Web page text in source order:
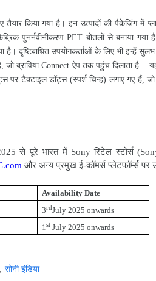
तैयार किया गया है। इन उत्पादों की पैकेजिंग में
पुनर्नवीनीकरण PET बोतलों से बनाया गया
है। दृष्टिबाधित उपयोगकर्ताओं के लिए भी इन्हें सुलभ
, जो ब्रावियाConnect ऐप तक पहुंच दिलाता है –
पर टैक्टाइल डॉट्स(स्पर्श चिन्ह) लगाए गए हैं, जो
से पूरे भारत मेंSonyरिटेल स्टोर्स
और अन्य प्रमुख ई-कॉमर्स प्लेटफॉर्म्स पर
Availability Date
3rdJuly 2025 onwards
1st July 2025 onwards
सोनी इंडिया